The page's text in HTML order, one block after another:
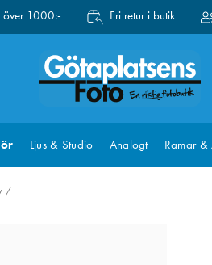
över 1000:- Fri retur i butik
Ljus & Studio Analogt Ramar &